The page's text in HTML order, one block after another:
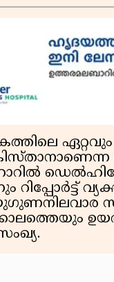
റിപ്പോര്‍ട്ട്